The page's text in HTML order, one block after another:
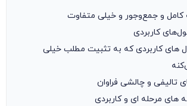
کامل و جمع‌وجور و خیلی متفاوت
کاربردی
های کاربردی که به تثبیت مطلب خیلی
تالیفی و چالشی فراوان
های مرحله ای و کاربردی